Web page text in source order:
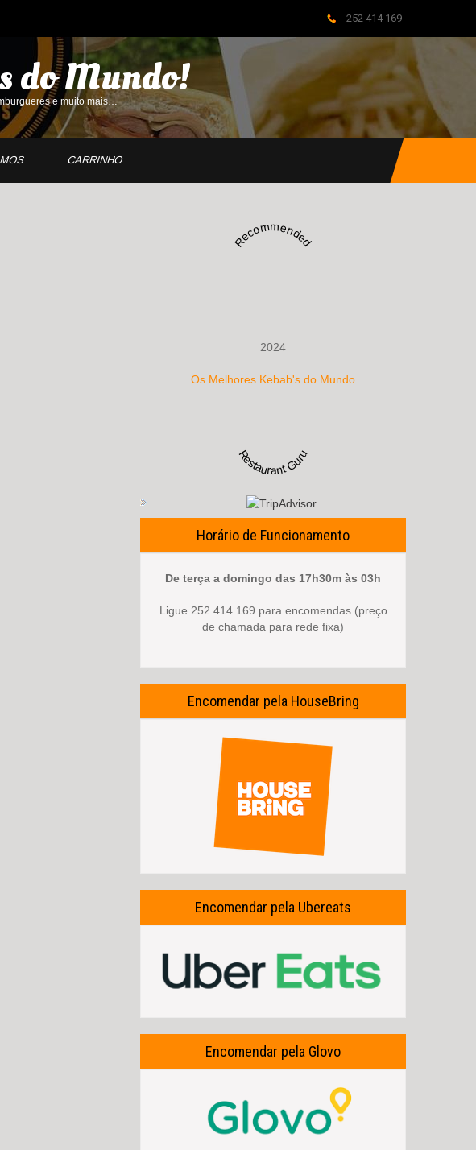
252 414 169
doMundo!
e muito mais…
CARRINHO
Recommended
2024
Os Melhores Kebab's do Mundo
Restaurant Guru
Horário de Funcionamento
De terça a domingo das 17h30m às 03h
Ligue 252 414 169 para encomendas (preço
de chamada para rede fixa)
Encomendar pela HouseBring
Encomendar pela Ubereats
Encomendar pela Glovo